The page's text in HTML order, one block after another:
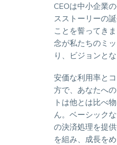
CEOは中小企業
スストーリーの
ことを誓ってき
念が私たちのミ
り、ビジョンとな
安価な利用率と
方で、あなたへ
トは他とは比べ
ん。ベーシック
の決済処理を提
を組み、成長を